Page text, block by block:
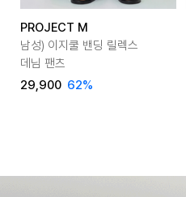
PROJECT M
남성) 이지쿨 밴딩 릴렉스
데님 팬츠
29,900 62%